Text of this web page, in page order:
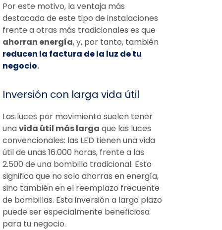
Por este motivo, la ventaja más
destacada de este tipo de instalaciones
frente a otras más tradicionales es que
ahorran energía, y, por tanto, también
reducen la factura de la luz de tu
negocio.
Inversión con larga vida útil
Las luces por movimiento suelen tener
unavida útil más larga que las luces
convencionales: las LED tienen una vida
útil de unas 16.000 horas, frente a las
2.500 de una bombilla tradicional. Esto
significa que no solo ahorras en energía,
sino también en el reemplazo frecuente
de bombillas. Esta inversión a largo plazo
puede ser especialmente beneficiosa
para tu negocio.